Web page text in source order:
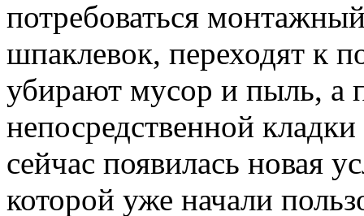
потребоваться
шпаклевок, переходят к
убирают мусор и пыль, а
непосредственной
сейчас появилась новая
которой уже начали